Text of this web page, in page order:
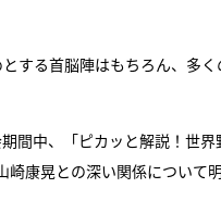
する首脳陣はもちろん、多
間中、「ピカッと解説！世
康晃との深い関係について明